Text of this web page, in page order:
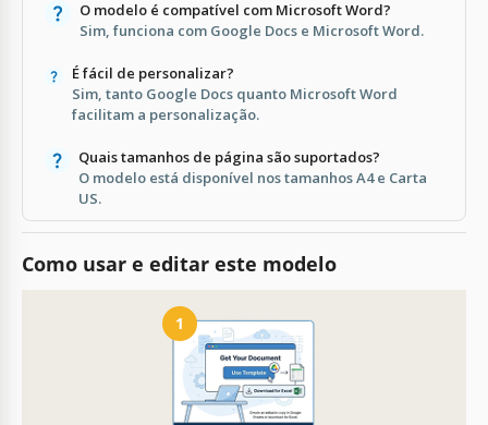
O modelo é compatível com Microsoft Word?
Sim, funciona com Google Docs e Microsoft Word.
É fácil de personalizar?
Sim, tanto Google Docs quanto Microsoft Word
facilitam a personalização.
Quais tamanhos de página são suportados?
O modelo está disponível nos tamanhos A4 e Carta
US.
Como usar e editar este modelo
1